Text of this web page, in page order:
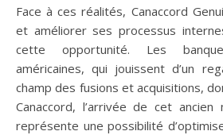
Face à ces réalités, Canaccord
et améliorer ses processus
cette opportunité. Les
américaines, qui jouissent d’un
champ des fusions et acquisitions,
Canaccord, l’arrivée de cet ancien
représente une possibilité